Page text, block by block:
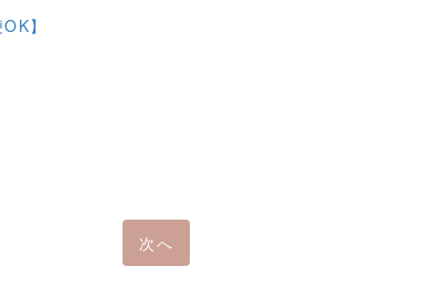
】
次へ